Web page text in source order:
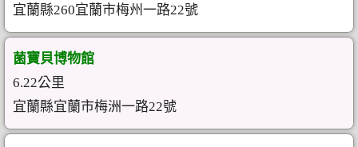
宜蘭縣260宜蘭市梅州一路22號
菌寶貝博物館
6.22公里
宜蘭縣宜蘭市梅洲一路22號